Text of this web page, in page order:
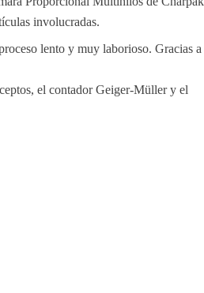
involucradas.
lento y muy laborioso. Gracias a
el contador Geiger-Müller y el